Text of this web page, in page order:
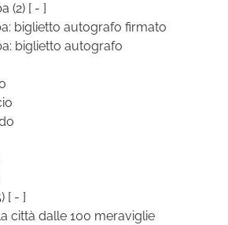
(2) [ - ]
biglietto autografo firmato
biglietto autografo
[ - ]
città dalle 100 meraviglie